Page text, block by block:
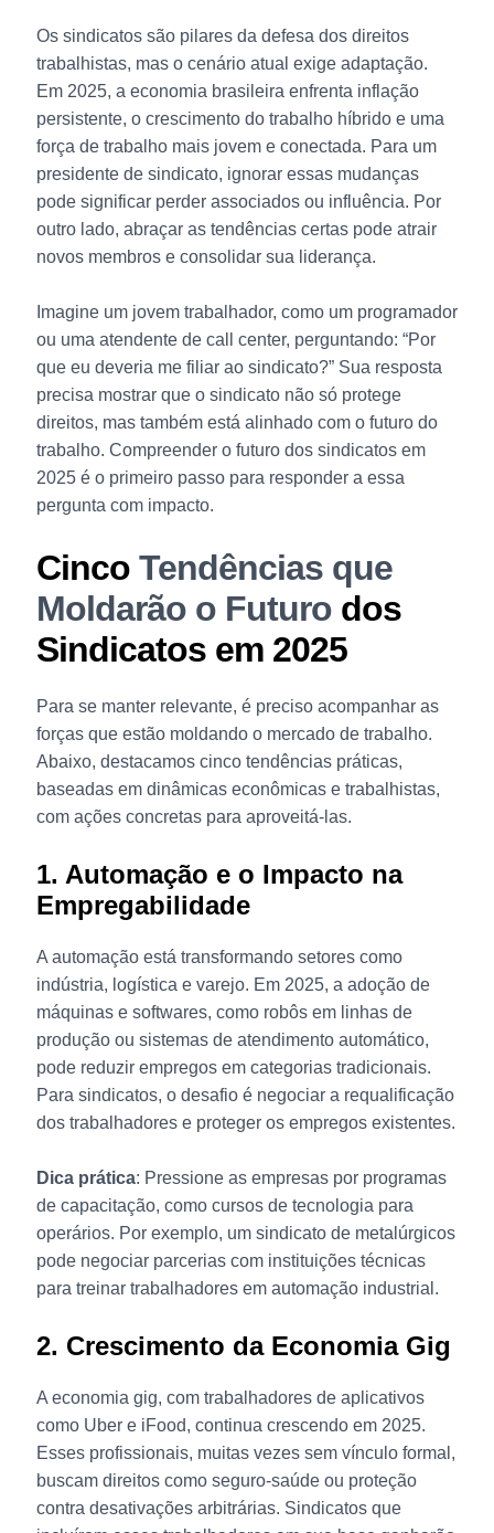
Os sindicatos são pilares da defesa dos direitos
trabalhistas, mas o cenário atual exige adaptação.
Em 2025, a economia brasileira enfrenta inflação
persistente, o crescimento do trabalho híbridoe uma
força de trabalho mais jovem e conectada. Para um
presidente de sindicato, ignorar essas mudanças
pode significar perder associados ou influência. Por
outro lado, abraçar as tendências certas pode atrair
novos membros e consolidar sua liderança.
Imagine um jovem trabalhador, como um programador
ou uma atendente de call center, perguntando: “Por
que eu deveria me filiar ao sindicato?” Sua resposta
precisa mostrar que o sindicato não só protege
direitos, mas também está alinhado com o futuro do
trabalho. Compreender o futuro dos sindicatos em
2025 é o primeiro passo para responder a essa
pergunta com impacto.
Cinco Tendências que
Moldarão o Futurodos
Sindicatos em 2025
Para se manter relevante, é preciso acompanhar as
forças que estão moldando o mercado de trabalho.
Abaixo, destacamos cinco tendências práticas,
baseadas em dinâmicas econômicas e trabalhistas,
com ações concretas para aproveitá-las.
1. Automação e o Impacto na
Empregabilidade
A automação está transformando setores como
indústria, logística e varejo. Em 2025, a adoção de
máquinas e softwares, como robôs em linhas de
produção ou sistemas de atendimento automático,
pode reduzir empregos em categorias tradicionais.
Para sindicatos, o desafio é negociar a requalificação
dos trabalhadores e proteger os empregos existentes.
Dica prática: Pressione as empresas por programas
de capacitação, como cursos de tecnologia para
operários. Por exemplo, um sindicato de metalúrgicos
pode negociar parcerias com instituições técnicas
para treinar trabalhadores em automação industrial.
2. Crescimento da Economia Gig
A economia gig, com trabalhadores de aplicativos
como Uber e iFood, continua crescendo em 2025.
Esses profissionais, muitas vezes sem vínculo formal,
buscam direitos como seguro-saúde ou proteção
contra desativações arbitrárias. Sindicatos que